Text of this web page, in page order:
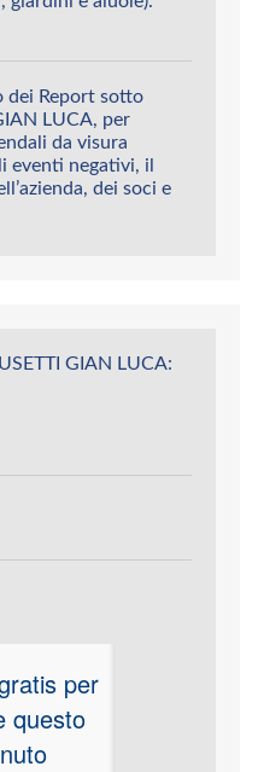
dei Report sotto
LUCA, per
da visura
eventi negativi, il
dei soci e
GIAN LUCA:
per
questo